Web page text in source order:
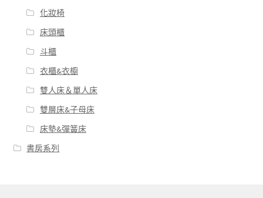
化妝椅
床頭櫃
斗櫃
衣櫃&衣櫥
雙人床＆單人床
雙層床&子母床
床墊&彈簧床
書房系列